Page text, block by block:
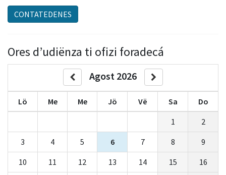
CONTATEDENES
Ores d’udiënza ti ofizi foradecá
Agost 2026
Lö Me Me Jö Vë Sa
Do
1
2
3
4 5 6 7 8
9
10
11 12 13 14 15
16